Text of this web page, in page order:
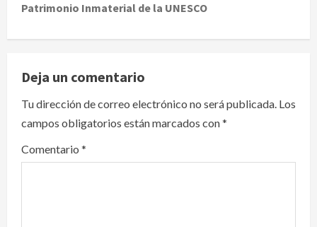
n
a
v
i
g
a
Patrimonio Inmaterial de la UNESCO
Deja un comentario
Tu dirección de correo electrónico no será publicada. Los
campos obligatorios están marcados con*
Comentario *